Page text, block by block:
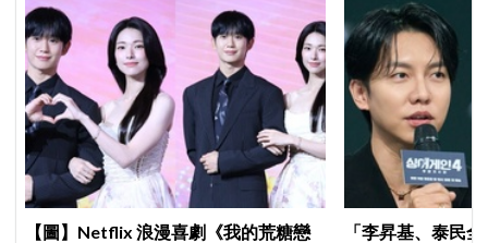
【圖】Netflix 浪漫喜劇《我的荒糖戀 「李昇基、泰民